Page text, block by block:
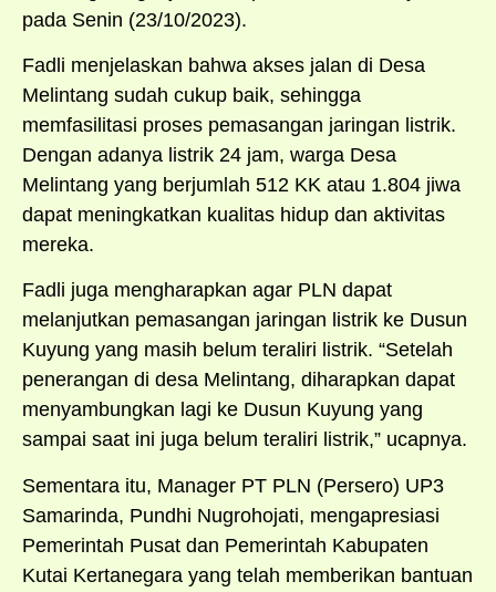
pada Senin (23/10/2023).
Fadli menjelaskan bahwa akses jalan di Desa
Melintang sudah cukup baik, sehingga
memfasilitasi proses pemasangan jaringan listrik.
Dengan adanya listrik 24 jam, warga Desa
Melintang yang berjumlah 512 KK atau 1.804 jiwa
dapat meningkatkan kualitas hidup dan aktivitas
mereka.
Fadli juga mengharapkan agar PLN dapat
melanjutkan pemasangan jaringan listrik ke Dusun
Kuyung yang masih belum teraliri listrik. “Setelah
penerangan di desa Melintang, diharapkan dapat
menyambungkan lagi ke Dusun Kuyung yang
sampai saat ini juga belum teraliri listrik,” ucapnya.
Sementara itu, Manager PT PLN (Persero) UP3
Samarinda, Pundhi Nugrohojati, mengapresiasi
Pemerintah Pusat dan Pemerintah Kabupaten
Kutai Kertanegara yang telah memberikan bantuan